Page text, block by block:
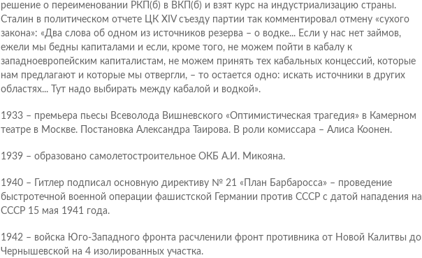
решение о переименовании РКП(б) в ВКП(б) и взят курс на индустриализацию страны.
Сталин в политическом отчете ЦК XIV съезду партии так комментировал отмену «сухого
закона»: «Два слова об одном из источников резерва – о водке... Если у нас нет займов,
ежели мы бедны капиталами и если, кроме того, не можем пойти в кабалу к
западноевропейским капиталистам, не можем принять тех кабальных концессий, которые
нам предлагают и которые мы отвергли, – то остается одно: искать источники в других
областях... Тут надо выбирать между кабалой и водкой».
1933 – премьера пьесы Всеволода Вишневского «Оптимистическая трагедия» в Камерном
театре в Москве. Постановка Александра Таирова. В роли комиссара – Алиса Коонен.
1939 – образовано самолетостроительное ОКБ А.И. Микояна.
1940 – Гитлер подписал основную директиву № 21 «План Барбаросса» – проведение
быстротечной военной операции фашистской Германии против СССР с датой нападения на
СССР 15 мая 1941 года.
1942 – войска Юго-Западного фронта расчленили фронт противника от Новой Калитвы до
Чернышевской на 4 изолированных участка.